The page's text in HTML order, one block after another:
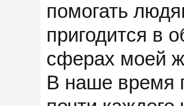
помогать
пригодится в
сферах моей
В наше время